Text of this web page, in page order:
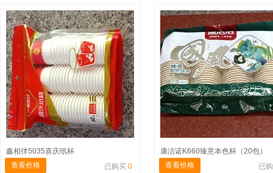
鑫相伴5035喜庆纸杯
查看价格
已购买 0
康洁诺K660臻意本色杯（20包）
查看价格
已